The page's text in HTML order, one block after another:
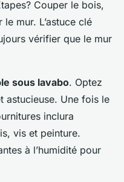
Couper le bois,
mur. L’astuce clé
vérifier que le mur
sous lavabo. Optez
astucieuse. Une fois le
inclura
vis et peinture.
à l’humidité pour